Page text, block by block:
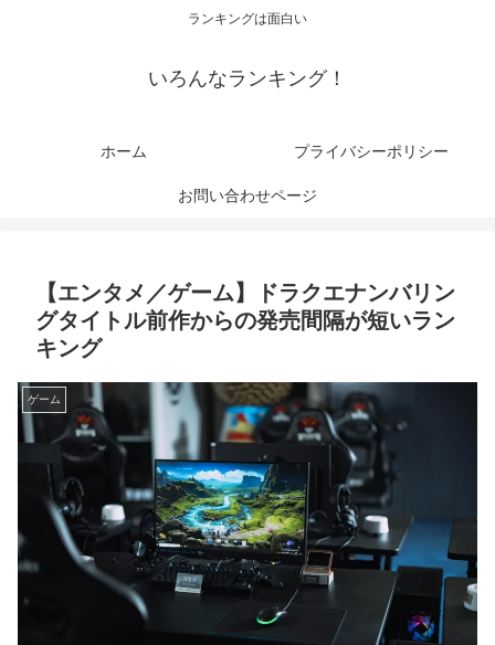
ランキングは面白い
いろんなランキング！
ホーム プライバシーポリシー
お問い合わせページ
【エンタメ／ゲーム】ドラクエナンバリン
グタイトル前作からの発売間隔が短いラン
キング
ゲーム